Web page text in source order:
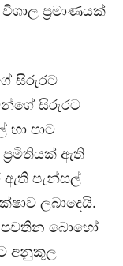
ප්‍රමාණයක්
සිරුරට
සිරුරට
හා පාට
ඇති
ඇති පැන්සල්
ලබාදෙයි.
පවතින බොහෝ
අනුකූල